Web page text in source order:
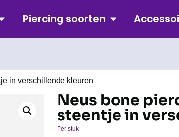
Piercing soorten
in verschillende kleuren
Neus bone
steentje in
Per stuk